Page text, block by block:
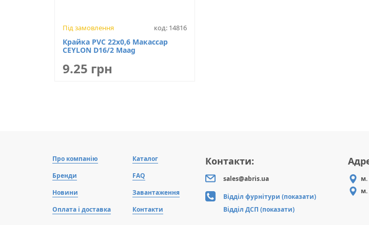
Під замовлення код: 14816
Крайка PVC 22х0,6 Макассар
CEYLON D16/2 Maag
9.25 грн
Про компанію
Бренди
Новини
Оплата і доставка
Каталог
FAQ
Завантаження
Контакти
Контакти:
sales@abris.ua
Відділ фурнітури (показати)
Відділ ДСП (показати)
м.
м.